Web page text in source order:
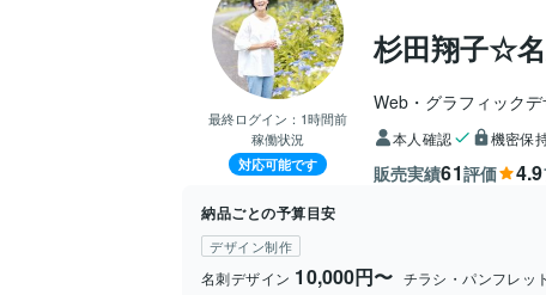
最終ログイン： 1時間前
稼働状況
対応可能です
杉田翔子☆
Web・グラフィック
本人確認 機密保
販売実績61評価 4.9
納品ごとの予算目安
デザイン制作
名刺デザイン 10,000円〜 チラシ・パンフレッ